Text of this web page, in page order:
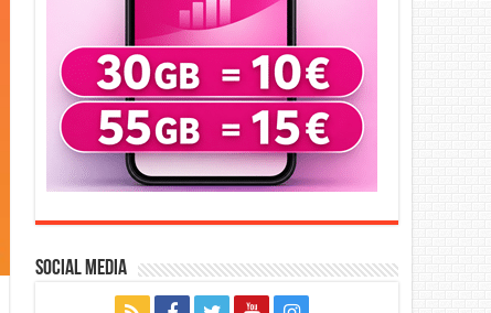
Social Media